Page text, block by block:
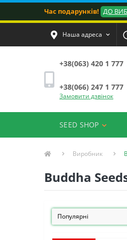
Час подарунків! ДО
Наша адреса
+38(063) 420 1 777
+38(066) 247 1 777
Замовити дзвінок
SEED SHOP
Виробник
Buddha